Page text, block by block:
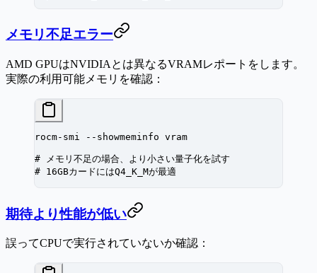
メモリ不足エラー
AMD GPUはNVIDIAとは異なるVRAMレポートをします。
実際の利用可能メモリを確認：
rocm-smi --showmeminfo vram
# メモリ不足の場合、より小さい量子化を試す
# 16GBカードにはQ4_K_Mが最適
期待より性能が低い
誤ってCPUで実行されていないか確認：